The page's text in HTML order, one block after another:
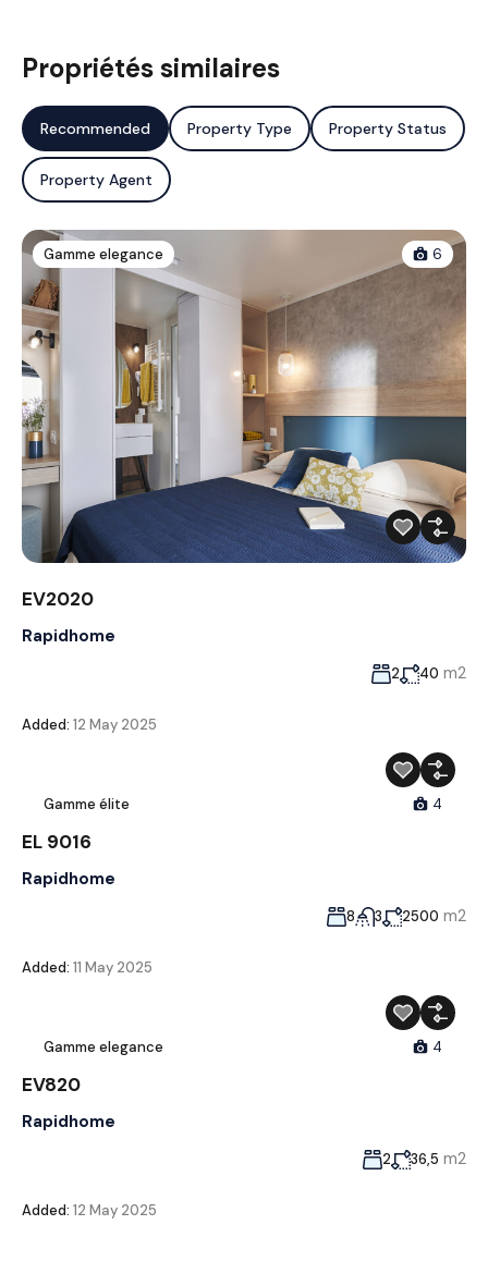
Propriétés similaires
Recommended Property Type Property Status
Property Agent
Gamme elegance 6
EV2020
Rapidhome
2 40 m2
Added: 12 May 2025
Gamme élite 4
EL 9016
Rapidhome
8 3 2500 m2
Added: 11 May 2025
Gamme elegance 4
EV820
Rapidhome
2 36,5 m2
Added: 12 May 2025